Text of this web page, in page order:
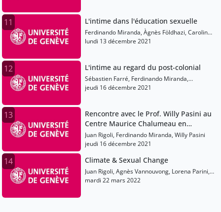
11 L'intime dans l'éducation sexuelle
Ferdinando Miranda, Àgnès Földhazi, Caroline
Jacot-Descombes, Véronique Bouhadouza Von-
lundi 13 décembre 2021
12 L'intime au regard du post-colonial
Sébastien Farré, Ferdinando Miranda,
Francesca Arena, Bertrand Taithe, Bénédicte
jeudi 16 décembre 2021
13
Rencontre avec le Prof. Willy Pasini au
Centre Maurice Chalumeau en
sciences des sexualités
Juan Rigoli, Ferdinando Miranda, Willy Pasini
jeudi 16 décembre 2021
14 Climate & Sexual Change
Juan Rigoli, Agnès Vannouvong, Lorena Parini,
Karine Duplan, Sébastien Farré, Michal Yaron,
mardi 22 mars 2022